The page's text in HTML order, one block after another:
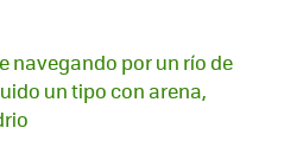
navegando por un río de
un tipo con arena,